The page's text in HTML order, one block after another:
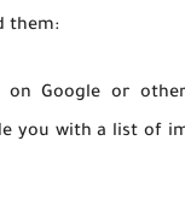
them:
on Google or
you with a list of